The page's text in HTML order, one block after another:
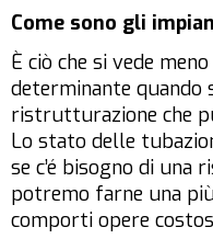
Come sono gli
È ciò che si vede
determinante quando
ristrutturazione che
Lo stato delle
se c’é bisogno di
potremo farne una
comporti opere